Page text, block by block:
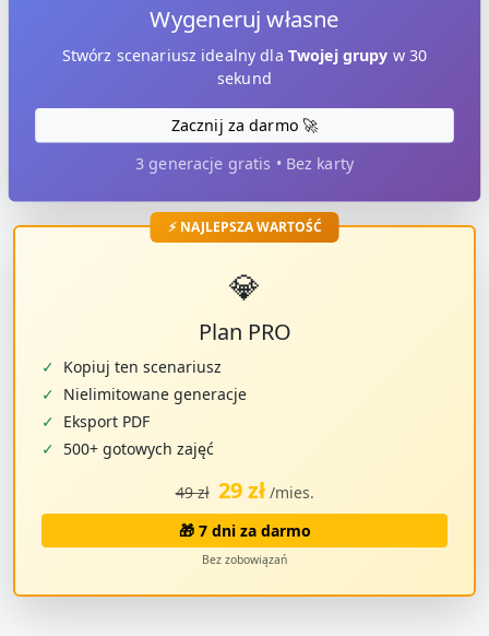
Wygeneruj własne
Stwórz scenariusz idealny dla Twojej grupy w 30
sekund
Zacznij za darmo 🚀
3 generacje gratis • Bez karty
⚡ NAJLEPSZA WARTOŚĆ
💎
Plan PRO
✓ Kopiuj ten scenariusz
✓ Nielimitowane generacje
✓ Eksport PDF
✓ 500+ gotowych zajęć
49 zł 29 zł /mies.
🎁 7 dni za darmo
Bez zobowiązań